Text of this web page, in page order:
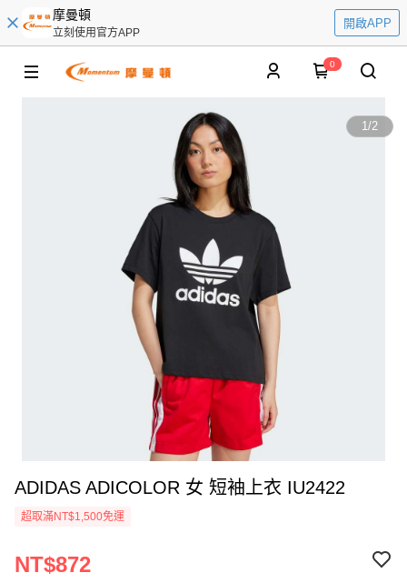
摩曼頓
立刻使用官方APP
開啟APP
0
1/2
ADIDAS ADICOLOR 女 短袖上衣 IU2422
超取滿NT$1,500免運
NT$872